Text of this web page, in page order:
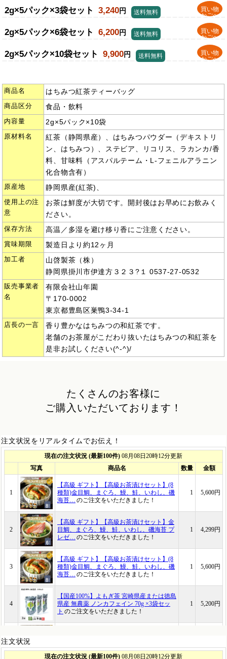
2g×5パック×3袋セット 3,240円
買い物
かごへ
送料無料
2g×5パック×6袋セット 6,200円
買い物
かごへ
送料無料
2g×5パック×10袋セット 9,900円
買い物
かごへ
送料無料
商品名 はちみつ紅茶ティーバッグ
商品区分 食品・飲料
内容量 2g×5パック×10袋
原材料名
紅茶（静岡県産）、はちみつパウダー（デキストリ
ン、はちみつ）、ステビア、リコリス、ラカンカ/香
料、甘味料（アスパルテーム・L-フェニルアラニン
化合物含有）
原産地 静岡県産(紅茶)、
使用上の注
意
お茶は鮮度が大切です。開封後はお早めにお飲みく
ださい。
保存方法 高温／多湿を避け移り香にご注意ください。
賞味期限 製造日より約12ヶ月
加工者
山啓製茶（株）
静岡県掛川市伊達方３２３?１ 0537-27-0532
販売事業者
名
有限会社山年園
〒170-0002
東京都豊島区巣鴨3-34-1
店長の一言
香り豊かなはちみつの和紅茶です。
老舗のお茶屋がこだわり抜いたはちみつの和紅茶を
是非お試しください(^-^)/
たくさんのお客様に
ご購入いただいております！
注文状況をリアルタイムでお伝え！
注文状況